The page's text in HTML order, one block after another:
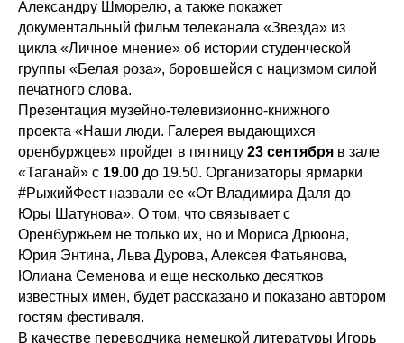
Александру Шморелю, а также покажет
документальный фильм телеканала «Звезда» из
цикла «Личное мнение» об истории студенческой
группы «Белая роза», боровшейся с нацизмом силой
печатного слова.
Презентация музейно-телевизионно-книжного
проекта «Наши люди. Галерея выдающихся
оренбуржцев» пройдет в пятницу 23 сентября в зале
«Таганай» с 19.00 до 19.50. Организаторы ярмарки
#РыжийФест назвали ее «От Владимира Даля до
Юры Шатунова». О том, что связывает с
Оренбуржьем не только их, но и Мориса Дрюона,
Юрия Энтина, Льва Дурова, Алексея Фатьянова,
Юлиана Семенова и еще несколько десятков
известных имен, будет рассказано и показано автором
гостям фестиваля.
В качестве переводчика немецкой литературы Игорь